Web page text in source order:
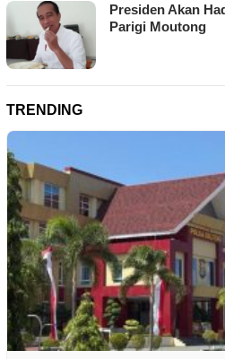
Presiden Akan
Parigi Moutong
TRENDING